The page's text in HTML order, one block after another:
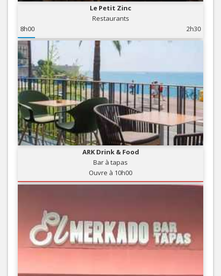
Le Petit Zinc
Restaurants
8h00
2h30
ARK Drink & Food
Bar à tapas
Ouvre à 10h00